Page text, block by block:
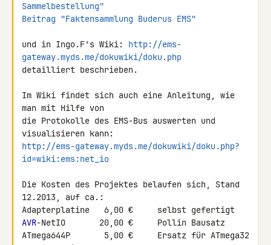
Sammelbestellung"
Beitrag "Faktensammlung Buderus EMS"
und in Ingo.F's Wiki: http://ems-
gateway.myds.me/dokuwiki/doku.php
detailliert beschrieben.
Im Wiki findet sich auch eine Anleitung, wie
man mit Hilfe von
die Protokolle des EMS-Bus auswerten und
http://ems-gateway.myds.me/dokuwiki/doku.php?
id=wiki:ems:net_io
Die Kosten des Projektes belaufen sich, Stand
12.2013, auf ca.:
AVR-NetIO       20,00 €     Pollin Bausatz
ATmega644P       5,00 €     Ersatz für ATmega32